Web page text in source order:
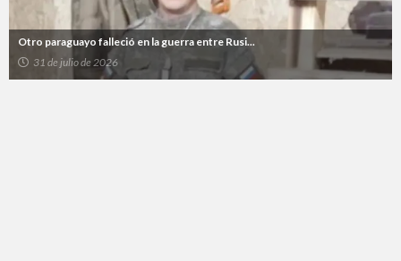
Otro paraguayo falleció en la guerra entre Rusi...
31 de julio de 2026